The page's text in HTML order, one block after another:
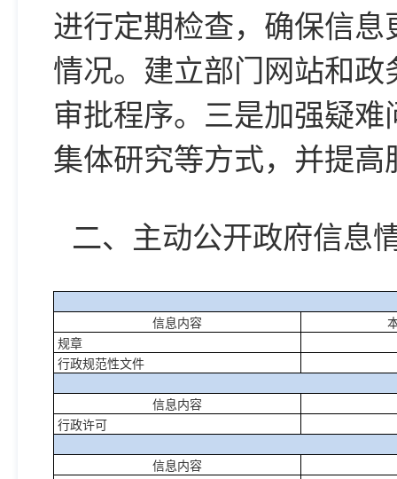
进行定期检查，确保信
情况。建立部门网站和
审批程序。三是加强疑
集体研究等方式，并提高
二、主动公开政府信息
信息内容
规章
行政规范性文件
信息内容
行政许可
信息内容